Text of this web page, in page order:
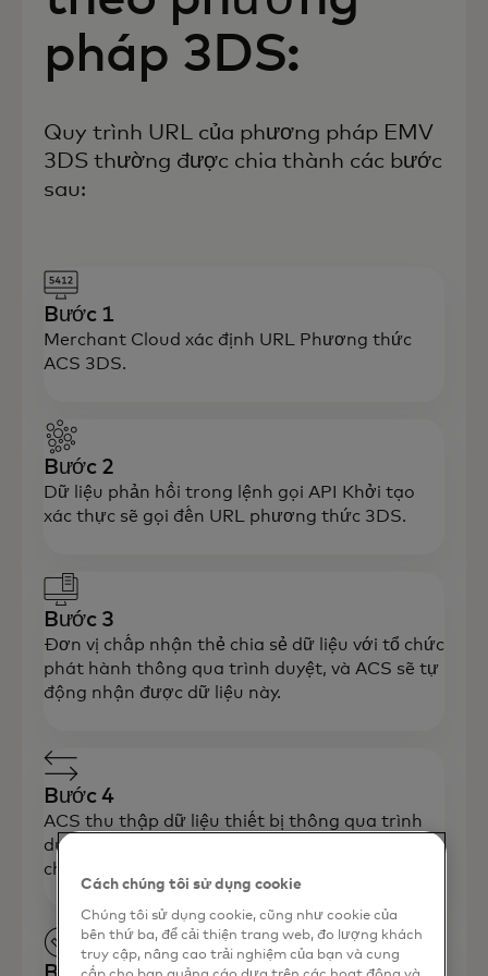
pháp 3DS:
Quy trình URL của phương pháp EMV
3DS thường được chia thành các bước
sau:
Bước 1
Merchant Cloud xác định URL Phương thức
ACS 3DS.
Bước 2
Dữ liệu phản hồi trong lệnh gọi API Khởi tạo
xác thực sẽ gọi đến URL phương thức 3DS.
Bước 3
Đơn vị chấp nhận thẻ chia sẻ dữ liệu với tổ chức
phát hành thông qua trình duyệt, và ACS sẽ tự
động nhận được dữ liệu này.
Bước 4
ACS thu thập dữ liệu thiết bị thông qua trình
duyệt của chủ thẻ; Merchant Cloud thông báo
cho đơn vị chấp nhận thẻ.
Cách chúng tôi sử dụng cookie
Chúng tôi sử dụng cookie, cũng như cookie của
bên thứ ba, để cải thiện trang web, đo lượng khách
truy cập, nâng cao trải nghiệm của bạn và cung